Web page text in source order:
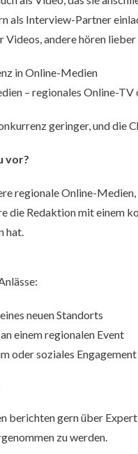
als Interview-Partner
Videos, andere hören
in Online-Medien
– regionales Online-TV
geringer, und die
vor?
regionale Online-
die Redaktion mit einem
hat.
neuen Standorts
einem regionalen Event
oder soziales Engagement
berichten gern über
zu werden.